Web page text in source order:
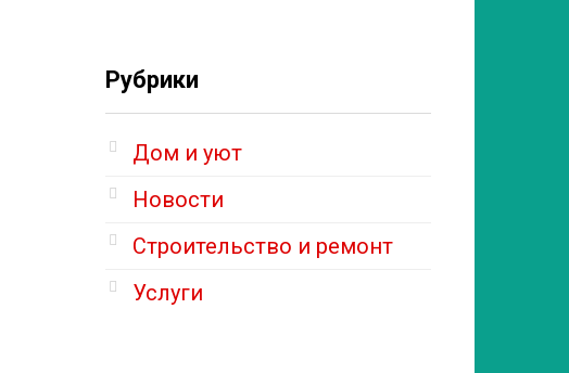
Рубрики
Дом и уют
Новости
Строительство и ремонт
Услуги